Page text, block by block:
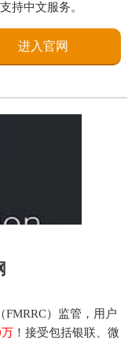
持中文服务。
进入官网
FMRRC）监管，用户
！接受包括银联、微